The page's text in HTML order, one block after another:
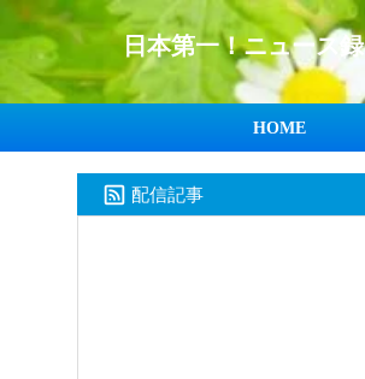
日本第一！ニュース録
HOME
配信記事